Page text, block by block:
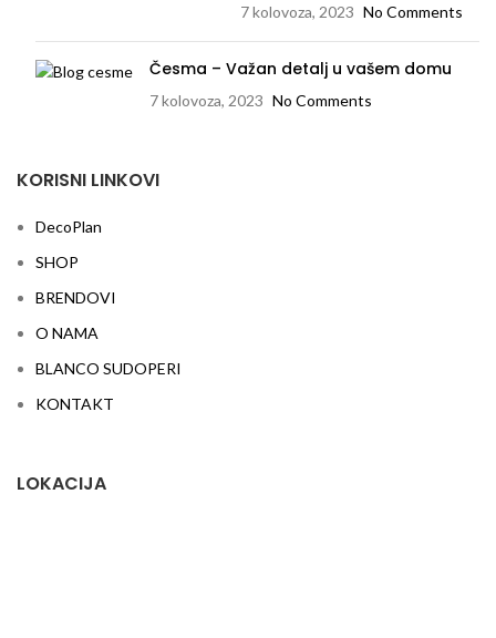
7 kolovoza, 2023 No Comments
Česma – Važan detalj u vašem domu
7 kolovoza, 2023 No Comments
KORISNI LINKOVI
DecoPlan
SHOP
BRENDOVI
O NAMA
BLANCO SUDOPERI
KONTAKT
LOKACIJA